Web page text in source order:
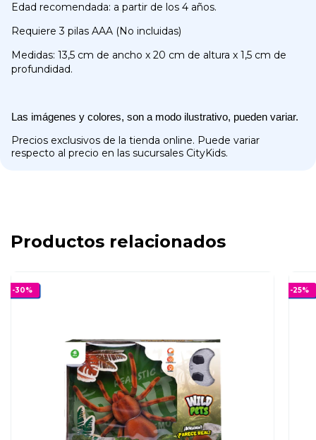
Edad recomendada: a partir de los 4 años.
Requiere 3 pilas AAA (No incluidas)
Medidas: 13,5 cm de ancho x 20 cm de altura x 1,5 cm de
profundidad.
Las imágenes y colores, son a modo ilustrativo, pueden variar.
Precios exclusivos de la tienda online. Puede variar
respecto al precio en las sucursales CityKids.
Productos relacionados
-30% -25%